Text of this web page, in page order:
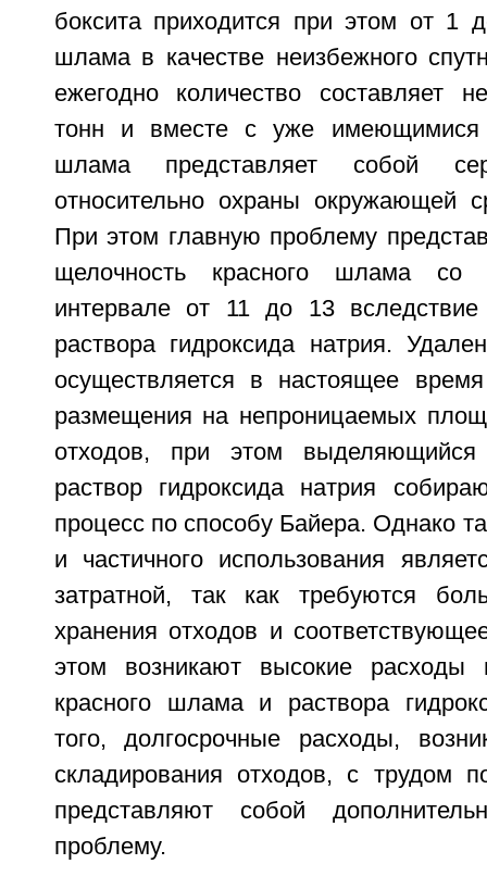
боксита приходится при этом от 1
шлама в качестве неизбежного
ежегодно количество составляет
тонн и вместе с уже имеющимися
шлама представляет собой
относительно охраны окружающей
При этом главную проблему
щелочность красного шлама
интервале от 11 до 13
раствора гидроксида натрия.
осуществляется в настоящее
размещения на непроницаемых
отходов, при этом
раствор гидроксида натрия
процесс по способу Байера. Однако
и частичного использования
затратной, так как требуются
хранения отходов и
этом возникают высокие расходы
красного шлама и раствора
того, долгосрочные расходы,
складирования отходов, с трудом
представляют собой
проблему.